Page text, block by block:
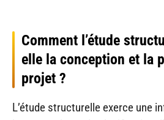
Comment l’étude
elle la conception et la
projet ?
L’étude structurelle exerce une